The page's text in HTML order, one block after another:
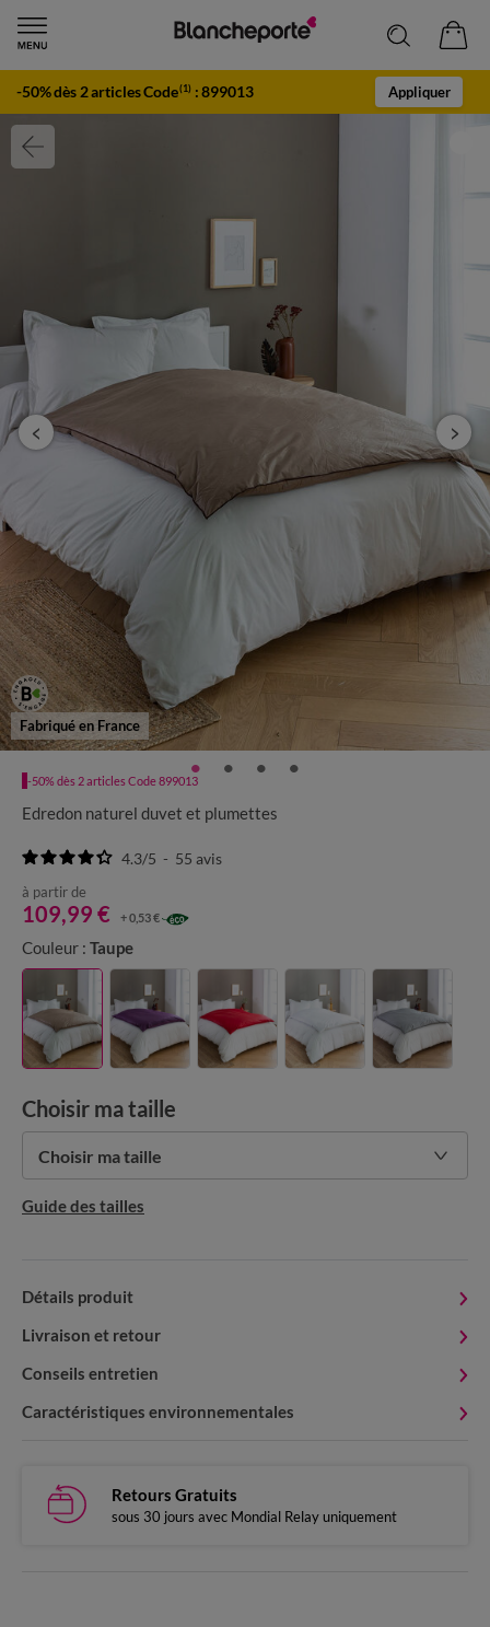
-50% dès 2 articles Code(1) :899013 Appliquer
Fabriqué en France
-50% dès 2 articles Code 899013
Edredon naturel duvet et plumettes
4.3/5 - 55 avis
à partir de
109,99 € + 0,53 €
Couleur : Taupe
Choisir ma taille
Choisir ma taille
Guide des tailles
Détails produit
Livraison et retour
Conseils entretien
Caractéristiques environnementales
Retours Gratuits
sous 30 jours avec Mondial Relay uniquement